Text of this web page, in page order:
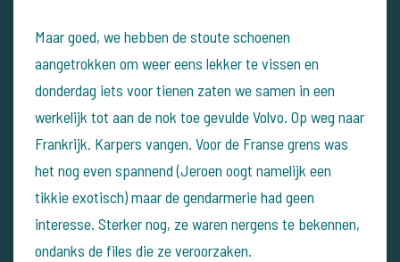
Maar goed, we hebben de stoute schoenen
aangetrokken om weer eens lekker te vissen en
donderdag iets voor tienen zaten we samen in een
werkelijk tot aan de nok toe gevulde Volvo. Op weg naar
Frankrijk. Karpers vangen. Voor de Franse grens was
het nog even spannend (Jeroen oogt namelijk een
tikkie exotisch) maar de gendarmerie had geen
interesse. Sterker nog, ze waren nergens te bekennen,
ondanks de files die ze veroorzaken.